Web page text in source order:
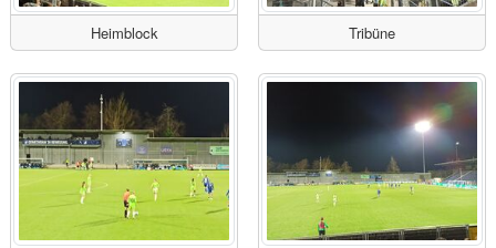
Heimblock Tribüne